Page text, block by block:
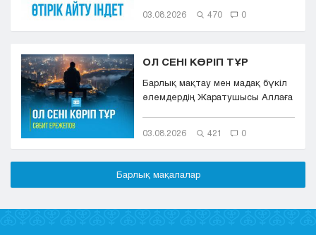
03.08.2026 470 0
ОЛ СЕНІ КӨРІП ТҰР
Барлық мақтау мен мадақ бүкіл
әлемдердің Жаратушысы Аллаға
03.08.2026 421 0
Барлық мақалалар